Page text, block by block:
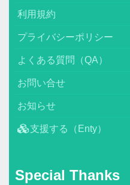
利用規約
プライバシーポリシー
よくある質問（QA）
お問い合せ
お知らせ
支援する（Enty）
Special Thanks